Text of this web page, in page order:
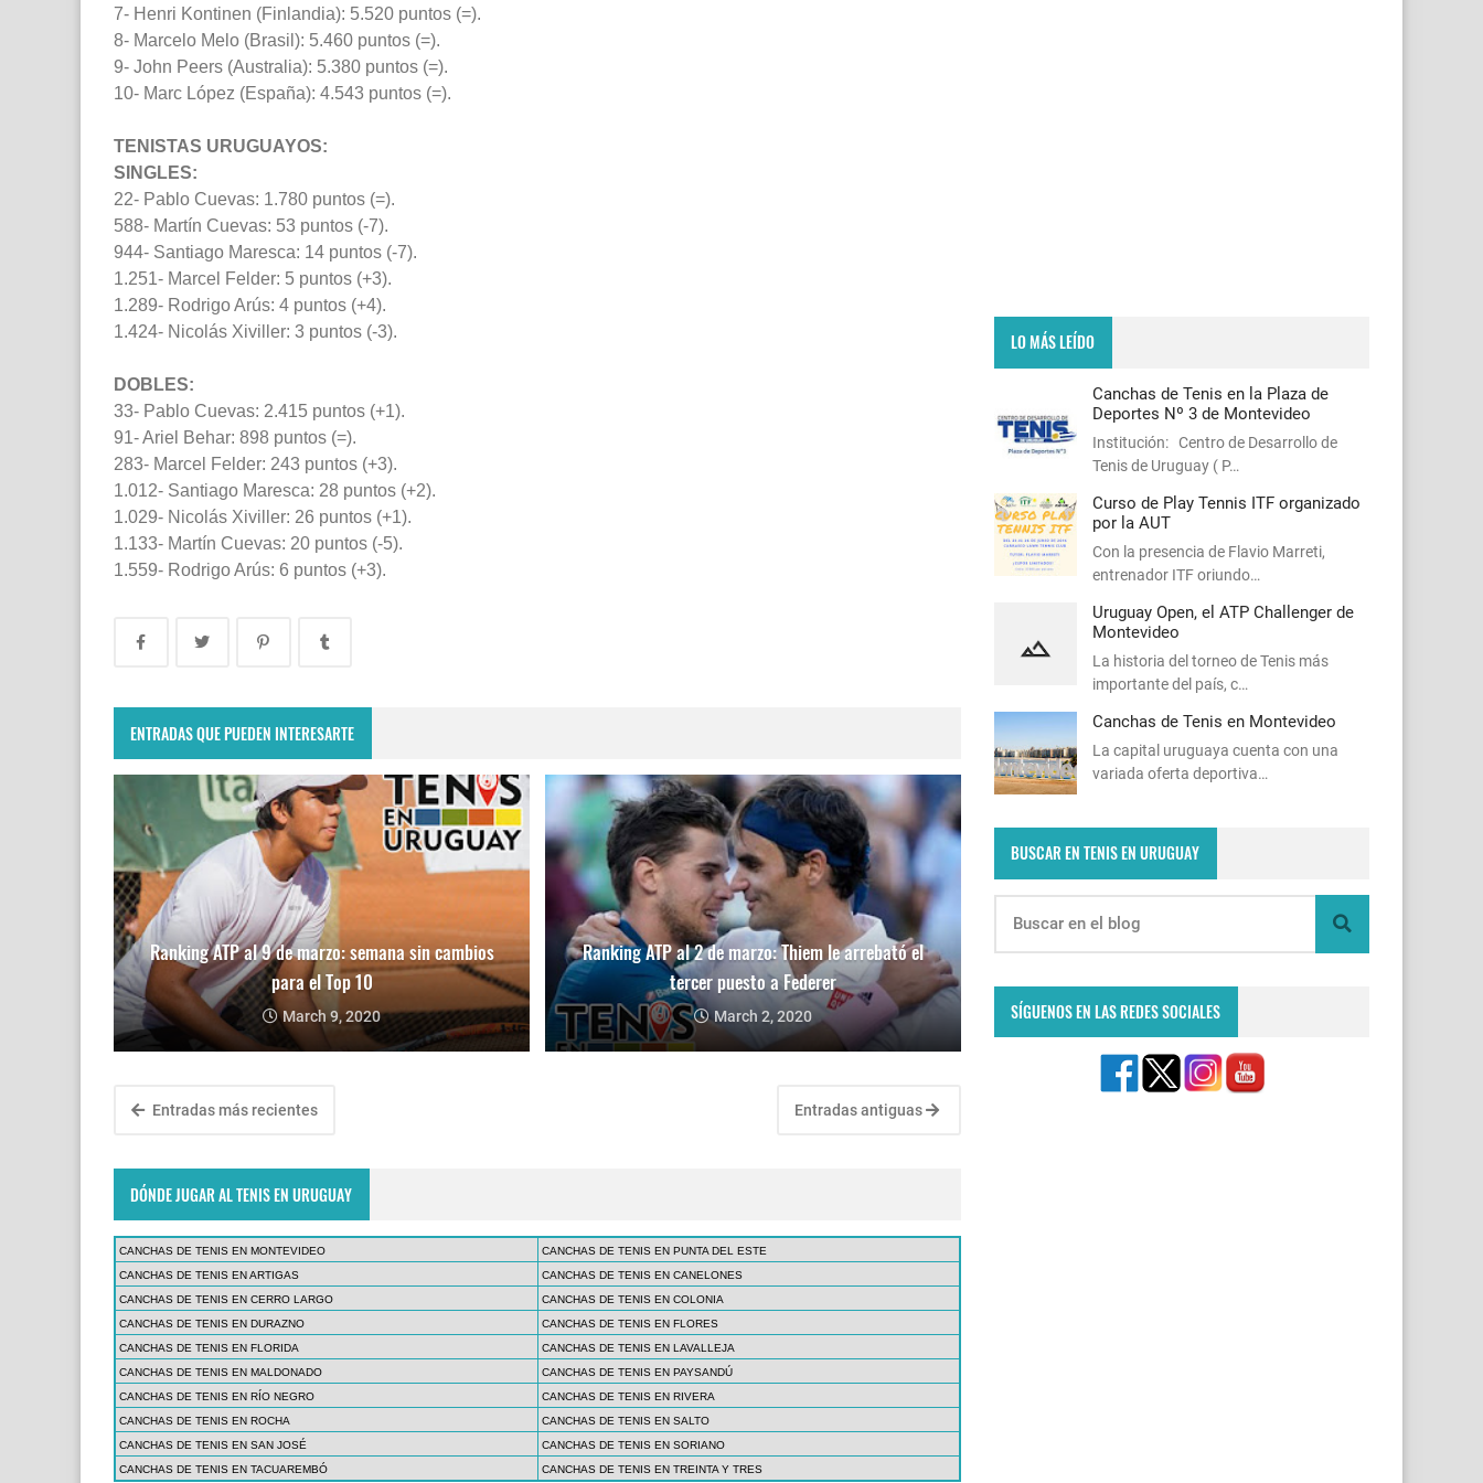
7- Henri Kontinen (Finlandia): 5.520 puntos (=).
8- Marcelo Melo (Brasil): 5.460 puntos (=).
9- John Peers (Australia): 5.380 puntos (=).
10- Marc López (España): 4.543 puntos (=).
TENISTAS URUGUAYOS:
SINGLES:
22- Pablo Cuevas: 1.780 puntos (=).
588- Martín Cuevas: 53 puntos (-7).
944- Santiago Maresca: 14 puntos (-7).
1.251- Marcel Felder: 5 puntos (+3).
1.289- Rodrigo Arús: 4 puntos (+4).
1.424- Nicolás Xiviller: 3 puntos (-3).
DOBLES:
33- Pablo Cuevas: 2.415 puntos (+1).
91- Ariel Behar: 898 puntos (=).
283- Marcel Felder: 243 puntos (+3).
1.012- Santiago Maresca: 28 puntos (+2).
1.029- Nicolás Xiviller: 26 puntos (+1).
1.133- Martín Cuevas: 20 puntos (-5).
1.559- Rodrigo Arús: 6 puntos (+3).
ENTRADAS QUE PUEDEN INTERESARTE
Ranking ATP al 9 de marzo: semana sin cambios
para el Top 10
March 9, 2020
Ranking ATP al 2 de marzo: Thiem le arrebató el
tercer puesto a Federer
March 2, 2020
Entradas más recientes Entradas antiguas
DÓNDE JUGAR AL TENIS EN URUGUAY
CANCHAS DE TENIS EN MONTEVIDEO
CANCHAS DE TENIS EN PUNTA DEL ESTE
CANCHAS DE TENIS EN ARTIGAS
CANCHAS DE TENIS EN CANELONES
CANCHAS DE TENIS EN CERRO LARGO
CANCHAS DE TENIS EN COLONIA
CANCHAS DE TENIS EN DURAZNO
CANCHAS DE TENIS EN FLORES
CANCHAS DE TENIS EN FLORIDA
CANCHAS DE TENIS EN LAVALLEJA
CANCHAS DE TENIS EN MALDONADO
CANCHAS DE TENIS EN PAYSANDÚ
CANCHAS DE TENIS EN RÍO NEGRO
CANCHAS DE TENIS EN RIVERA
CANCHAS DE TENIS EN ROCHA
CANCHAS DE TENIS EN SALTO
CANCHAS DE TENIS EN SAN JOSÉ
CANCHAS DE TENIS EN SORIANO
CANCHAS DE TENIS EN TACUAREMBÓ
CANCHAS DE TENIS EN TREINTA Y TRES
LO MÁS LEÍDO
Canchas de Tenis en la Plaza de
Deportes Nº 3 de Montevideo
Institución: Centro de Desarrollo de
Tenis de Uruguay ( P…
Curso de Play Tennis ITF organizado
por la AUT
Con la presencia de Flavio Marreti,
entrenador ITF oriundo…
Uruguay Open, el ATP Challenger de
Montevideo
La historia del torneo de Tenis más
importante del país, c…
Canchas de Tenis en Montevideo
La capital uruguaya cuenta con una
variada oferta deportiva…
BUSCAR EN TENIS EN URUGUAY
SÍGUENOS EN LAS REDES SOCIALES